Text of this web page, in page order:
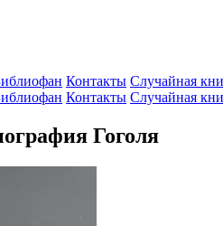
Контакты Случайная
Контакты Случайная
Гоголя